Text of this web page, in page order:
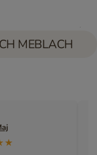
MEBLACH
Andrzejewska